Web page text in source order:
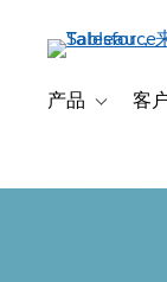
容
产品 Toggle
客